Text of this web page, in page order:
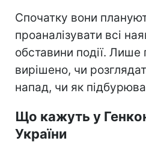
Спочатку вони
проаналізувати всі
обставини події. Лише
вирішено, чи
напад, чи як
Що кажуть у
України